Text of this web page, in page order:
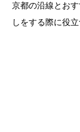
京都の沿線とお
しをする際に役